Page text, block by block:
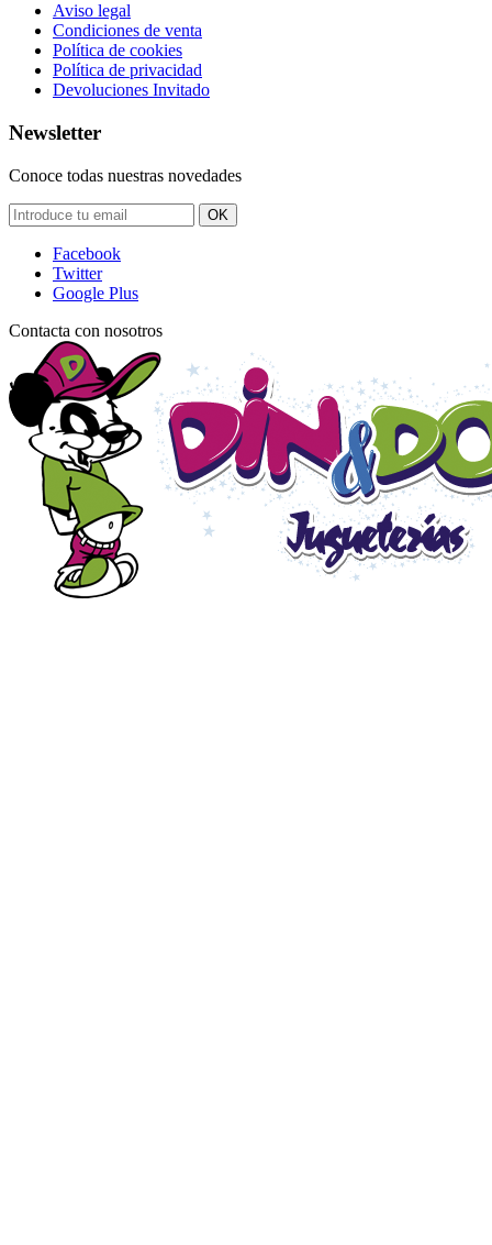
Aviso legal
Condiciones de venta
Política de cookies
Política de privacidad
Devoluciones Invitado
Newsletter
Conoce todas nuestras novedades
OK
Facebook
Twitter
Google Plus
Contacta con nosotros